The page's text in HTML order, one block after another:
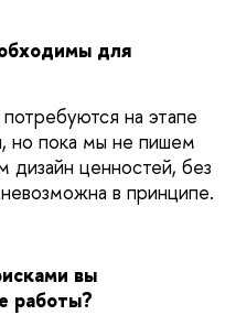
для
на этапе
но пока мы не пишем
дизайн ценностей, без
в принципе.
вы
работы?